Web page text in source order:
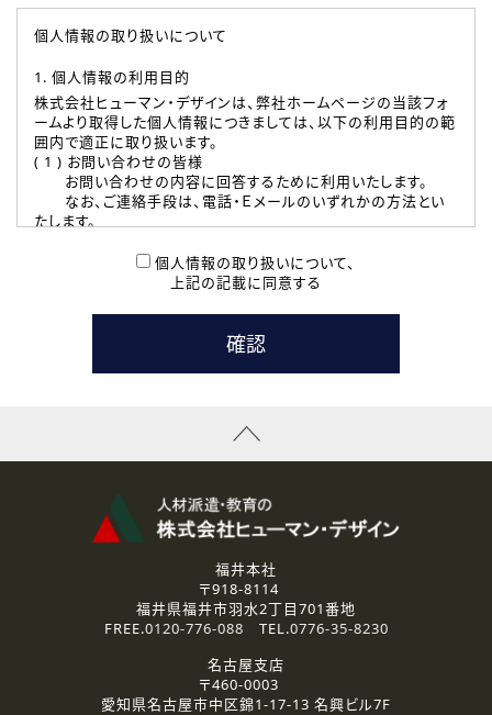
個人情報の取り扱いについて
1. 個人情報の利用目的
株式会社ヒューマン・デザインは、弊社ホームページの当該フォ
ームより取得した個人情報につきましては、以下の利用目的の範
囲内で適正に取り扱います。
( 1 ) お問い合わせの皆様
お問い合わせの内容に回答するために利用いたします。
なお、ご連絡手段は、電話・Ｅメールのいずれかの方法とい
たします。
本登録に関するご連絡および本登録時の参考情報として利
たします。
( 3 ) スタッフ派遣を検討されている企業の皆様
お問い合わせの内容に回答するために利用いたします。
なお、ご連絡手段は、電話・Ｅメールのいずれかの方法とい
資料送付、受講相談に関するご連絡のために利用いたしま
その他、お問い合わせの内容に回答するために利用いたし
なお、ご連絡手段は、電話・Ｅメールのいずれかの方法とい
2.個人情報の第三者提供
ご提供いただいた個人情報は、法令等の規定に従う場合を除き、
3.個人情報の取り扱いの委託
弊社の定める個人情報保護の評価基準を満たした委託先に、個
個人情報の取り扱いについて、
上記の記載に同意する
福井本社
〒918-8114
福井県福井市羽水2丁目701番地
FREE.0120-776-088 TEL.0776-35-8230
名古屋支店
〒460-0003
愛知県名古屋市中区錦1-17-13 名興ビル7F